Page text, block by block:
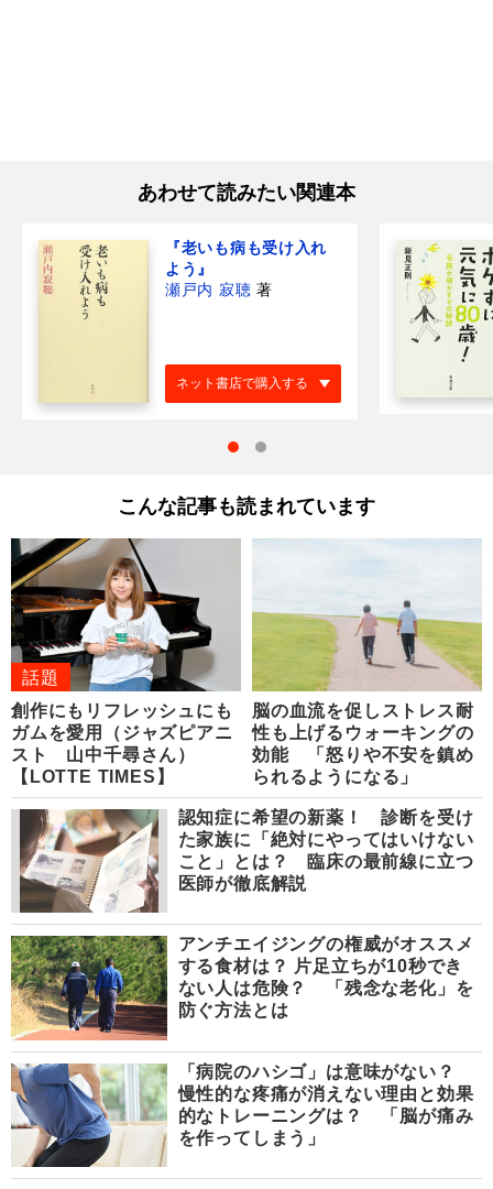
あわせて読みたい関連本
『老いも病も受け入れ
よう』
瀬戸内 寂聴 著
ネット書店で購入する
こんな記事も読まれています
話題
創作にもリフレッシュにも
ガムを愛用（ジャズピアニ
スト 山中千尋さん）
【LOTTE TIMES】
脳の血流を促しストレス耐
性も上げるウォーキングの
効能 「怒りや不安を鎮め
られるようになる」
認知症に希望の新薬！ 診断を受け
た家族に「絶対にやってはいけない
こと」とは？ 臨床の最前線に立つ
医師が徹底解説
アンチエイジングの権威がオススメ
する食材は？ 片足立ちが10秒でき
ない人は危険？ 「残念な老化」を
防ぐ方法とは
「病院のハシゴ」は意味がない？
慢性的な疼痛が消えない理由と効果
的なトレーニングは？ 「脳が痛み
を作ってしまう」